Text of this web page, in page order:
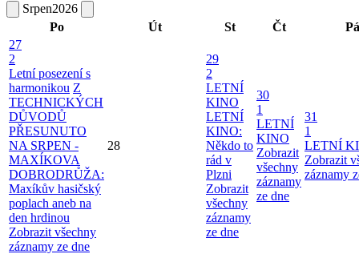
Srpen2026
Po
Út St Čt
Pá
27
2
Letní posezení s
harmonikou Z
TECHNICKÝCH
DŮVODŮ
PŘESUNUTO
NA SRPEN -
MAXÍKOVA
DOBRODRŮŽA:
Maxíkův hasičský
poplach aneb na
den hrdinou
Zobrazit všechny
záznamy ze dne
28
29
2
LETNÍ
KINO
LETNÍ
KINO:
Někdo to
rád v
Plzni
Zobrazit
všechny
záznamy
ze dne
30
1
LETNÍ
KINO
Zobrazit
všechny
záznamy
ze dne
31
1
LETNÍ
Zobrazit
záznamy